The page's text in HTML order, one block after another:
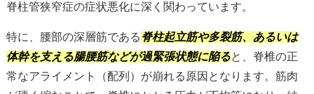
脊柱管狭窄症の症状悪化に深く関わっています。
特に、腰部の深層筋である脊柱起立筋や多裂筋、あるいは
体幹を支える腸腰筋などが過緊張状態に陥ると、脊椎の正
常なアライメント（配列）が崩れる原因となります。筋肉